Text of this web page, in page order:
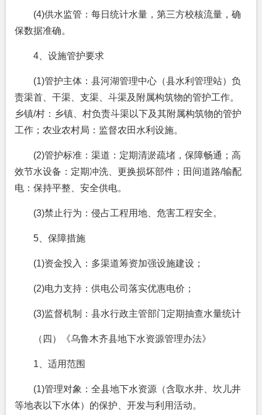
(4)供水监管：每日统计水量，第三方校核流量，确
保数据准确。
4、设施管护要求
(1)管护主体：县河湖管理中心（县水利管理站）负
责渠首、干渠、支渠、斗渠及附属构筑物的管护工作。
乡镇/村：乡镇、村负责斗渠以下及其附属构筑物的管护
工作；农业农村局：监督农田水利设施。
(2)管护标准：渠道：定期清淤疏堵，保障畅通；高
效节水设备：定期冲洗、更换损坏部件；田间道路/输配
电：保持平整、安全供电。
(3)禁止行为：侵占工程用地、危害工程安全。
5、保障措施
(1)资金投入：多渠道筹资加强设施建设；
(2)电力支持：供电公司落实优惠电价；
(3)监督机制：县水行政主管部门定期抽查水量统计
（四）《乌鲁木齐县地下水资源管理办法》
1、适用范围
(1)管理对象：全县地下水资源（含取水井、坎儿井
等地表以下水体）的保护、开发与利用活动。